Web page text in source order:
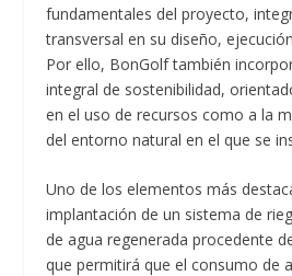
fundamentales del proyecto,
transversal en su diseño,
Por ello, BonGolf también
integral de sostenibilidad,
en el uso de recursos como a la
del entorno natural en el que se
Uno de los elementos más
implantación de un sistema de
de agua regenerada procedente
que permitirá que el consumo de